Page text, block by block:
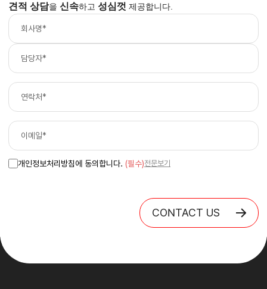
견적 상담을 신속하고 성심껏 제공합니다.
개인정보처리방침에 동의합니다. (필수)전문보기
CONTACT US